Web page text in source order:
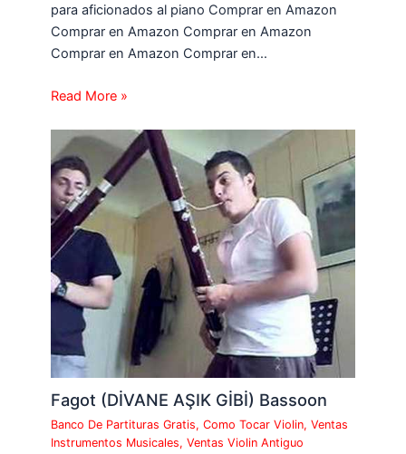
para aficionados al piano Comprar en Amazon
Comprar en Amazon Comprar en Amazon
Comprar en Amazon Comprar en…
Read More »
Fagot (DİVANE AŞIK GİBİ) Bassoon
Banco De Partituras Gratis,Como Tocar Violin,Ventas
Instrumentos Musicales,Ventas Violin Antiguo